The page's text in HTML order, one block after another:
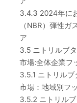
3.4.3 2024年に
（NBR）弾性
ア
3.5 ニトリルブ
市場:全体企業フ
3.5.1 ニトリル
市場：地域別フ
3.5.2 ニトリル